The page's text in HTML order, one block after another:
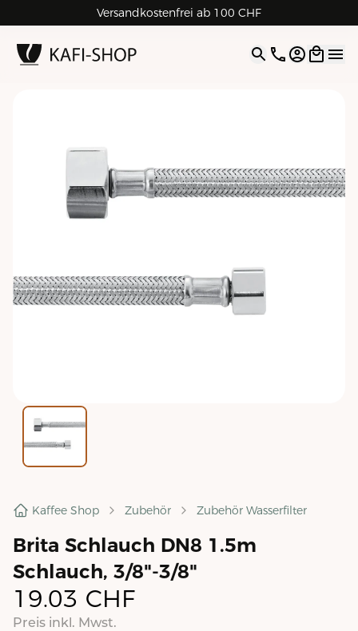
Versandkostenfrei ab 100 CHF
4.9| 5.0 Google
Open
Kaffee Shop Zubehör Zubehör Wasserfilter
Brita Schlauch DN8 1.5m
Schlauch, 3/8"-3/8"
19.03 CHF
Preis inkl. Mwst.